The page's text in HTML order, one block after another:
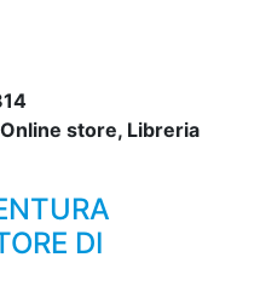
store, Libreria
DI